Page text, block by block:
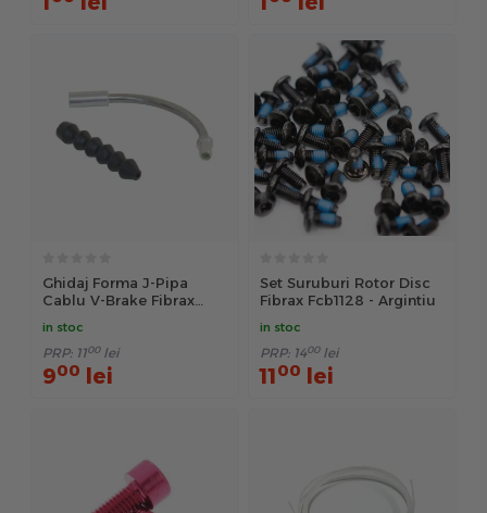
Ghidaj Forma J-Pipa
Cablu V-Brake Fibrax
in stoc
PRP: 1100 lei
900 lei
Set Suruburi Rotor Disc
Fibrax Fcb1128 - Argintiu
in stoc
PRP: 1400 lei
1100 lei